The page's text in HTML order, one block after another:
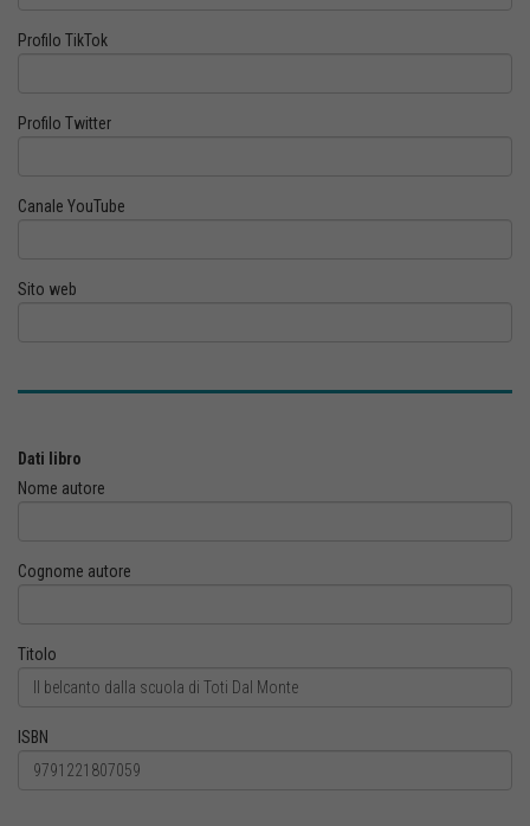
Profilo TikTok
Profilo Twitter
Canale YouTube
Sito web
Dati libro
Nome autore
Cognome autore
Titolo
ISBN